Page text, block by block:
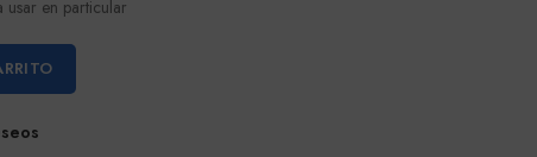
usar en particular